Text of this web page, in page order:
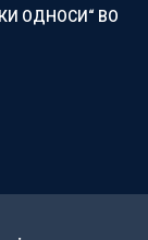
ОДНОСИ“ ВО